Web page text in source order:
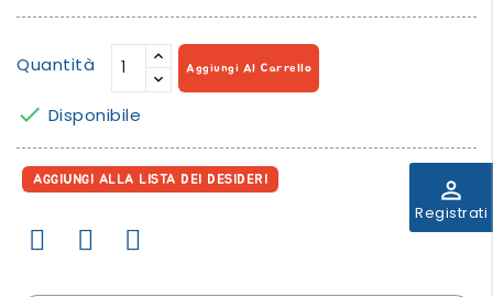
perm_identity
Registrati
Quantità Aggiungi Al Carrello
 Disponibile
AGGIUNGI ALLA LISTA DEI DESIDERI